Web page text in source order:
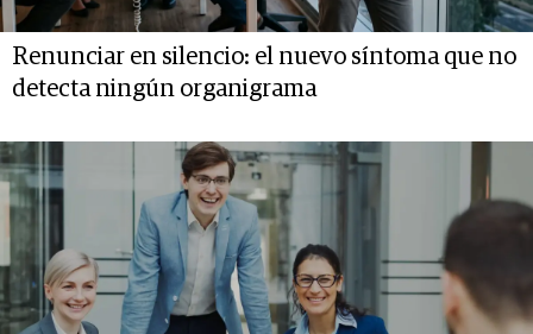
Renunciar en silencio: el nuevo síntoma que no
detecta ningún organigrama